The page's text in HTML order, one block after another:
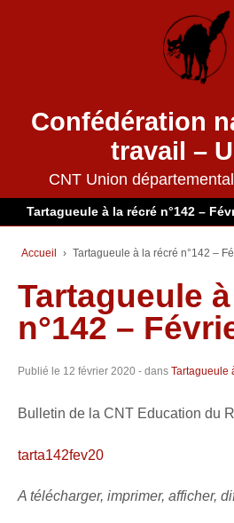
Confédération
travail –
CNT Union
Tartagueule à la récré n°142 –
Accueil › Tartagueule à la récré n°142 –
Tartagueule
n°142 –
Publié le 12 février 2020 - dans Tartagueule
Bulletin de la CNT Education du
tarta142fev20
A télécharger, imprimer, afficher,